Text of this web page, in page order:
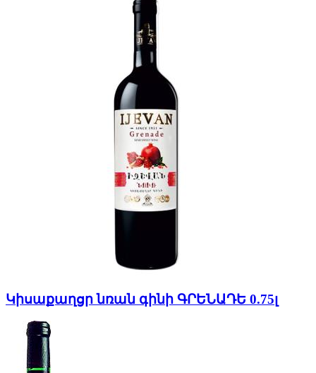
Կիսաքաղցր նռան գինի ԳՐԵՆԱԴԵ 0.75լ